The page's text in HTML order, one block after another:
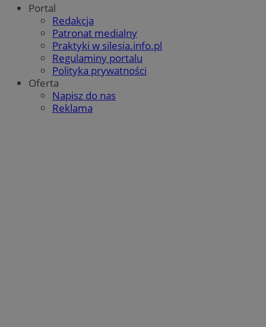
Portal
Redakcja
Patronat medialny
Praktyki w silesia.info.pl
Regulaminy portalu
Polityka prywatności
Oferta
Napisz do nas
Reklama